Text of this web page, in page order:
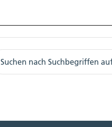
Suchen nach Suchbegriffen